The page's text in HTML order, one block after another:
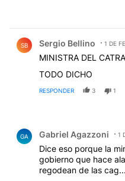
SB Sergio Bellino 1 DE
MINISTRA DEL
TODO DICHO
RESPONDER 3 1
GA Gabriel Agazzoni 1
Dice eso porque la
gobierno que hace
regodean de las